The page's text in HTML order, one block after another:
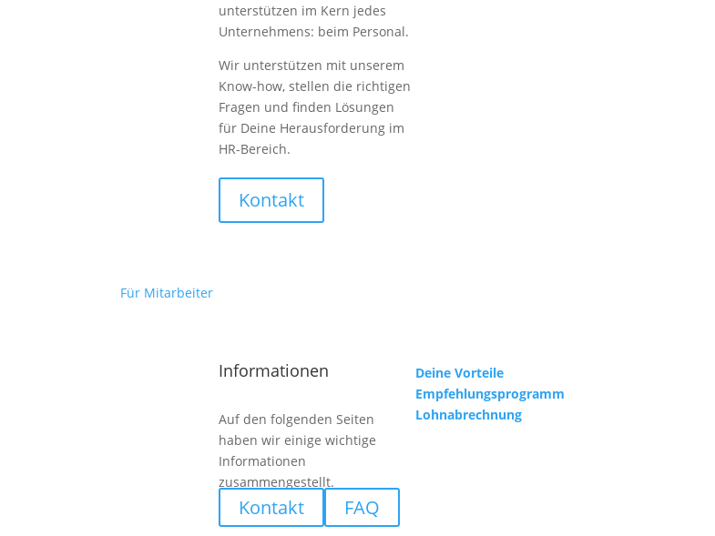
unterstützen im Kern jedes
Unternehmens: beim Personal.
Wir unterstützen mit unserem
Know-how, stellen die richtigen
Fragen und finden Lösungen
für Deine Herausforderung im
HR-Bereich.
Kontakt
Für Mitarbeiter
Informationen
Auf den folgenden Seiten
haben wir einige wichtige
Informationen
zusammengestellt.
Kontakt FAQ
Deine Vorteile
Empfehlungsprogramm
Lohnabrechnung
Berufskraftfahrer (m/w/d)